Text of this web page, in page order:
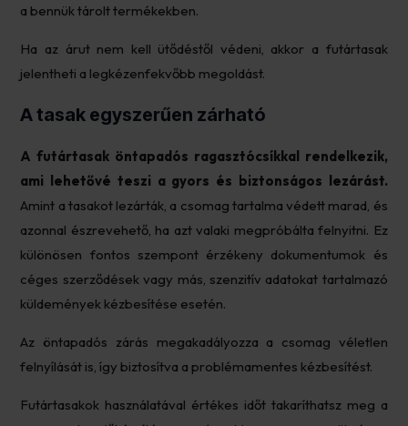
a bennük tárolt termékekben.
Ha az árut nem kell ütődéstől védeni, akkor a futártasak
jelentheti a legkézenfekvőbb megoldást.
A tasak egyszerűen zárható
A futártasak öntapadós ragasztócsíkkal rendelkezik,
ami lehetővé teszi a gyors és biztonságos lezárást.
Amint a tasakot lezárták, a csomag tartalma védett marad, és
azonnal észrevehető, ha azt valaki megpróbálta felnyitni. Ez
különösen fontos szempont érzékeny dokumentumok és
céges szerződések vagy más, szenzitív adatokat tartalmazó
küldemények kézbesítése esetén.
Az öntapadós zárás megakadályozza a csomag véletlen
felnyílását is, így biztosítva a problémamentes kézbesítést.
Futártasakok használatával értékes időt takaríthatsz meg a